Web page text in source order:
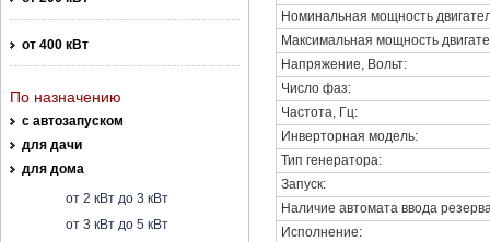
от 400 кВт
По назначению
с автозапуском
для дачи
для дома
от 2 кВт до 3 кВт
от 3 кВт до 5 кВт
Номинальная мощность
Максимальная мощность
Напряжение, Вольт:
Число фаз:
Частота, Гц:
Инверторная модель:
Тип генератора:
Запуск:
Наличие автомата ввода
Исполнение: